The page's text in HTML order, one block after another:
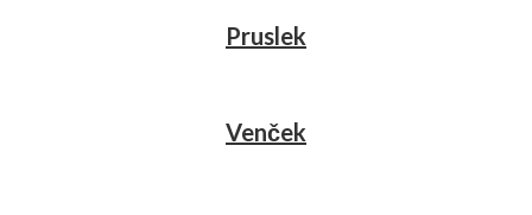
Pruslek
Venček